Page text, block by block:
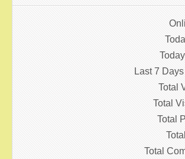
Last 7
Total
Total
Total
Total